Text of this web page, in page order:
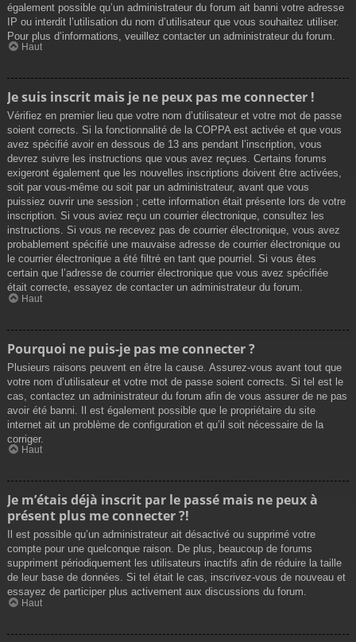
également possible qu’un administrateur du forum ait banni votre adresse
IP ou interdit l’utilisation du nom d’utilisateur que vous souhaitez utiliser.
Pour plus d’informations, veuillez contacter un administrateur du forum.
Haut
Je suis inscrit mais je ne peux pas me connecter !
Vérifiez en premier lieu que votre nom d’utilisateur et votre mot de passe
soient corrects. Si la fonctionnalité de la COPPA est activée et que vous
avez spécifié avoir en dessous de 13 ans pendant l’inscription, vous
devrez suivre les instructions que vous avez reçues. Certains forums
exigeront également que les nouvelles inscriptions doivent être activées,
soit par vous-même ou soit par un administrateur, avant que vous
puissiez ouvrir une session ; cette information était présente lors de votre
inscription. Si vous aviez reçu un courrier électronique, consultez les
instructions. Si vous ne recevez pas de courrier électronique, vous avez
probablement spécifié une mauvaise adresse de courrier électronique ou
le courrier électronique a été filtré en tant que pourriel. Si vous êtes
certain que l’adresse de courrier électronique que vous avez spécifiée
était correcte, essayez de contacter un administrateur du forum.
Haut
Pourquoi ne puis-je pas me connecter ?
Plusieurs raisons peuvent en être la cause. Assurez-vous avant tout que
votre nom d’utilisateur et votre mot de passe soient corrects. Si tel est le
cas, contactez un administrateur du forum afin de vous assurer de ne pas
avoir été banni. Il est également possible que le propriétaire du site
internet ait un problème de configuration et qu’il soit nécessaire de la
corriger.
Haut
Je m’étais déjà inscrit par le passé mais ne peux à
présent plus me connecter ?!
Il est possible qu’un administrateur ait désactivé ou supprimé votre
compte pour une quelconque raison. De plus, beaucoup de forums
suppriment périodiquement les utilisateurs inactifs afin de réduire la taille
de leur base de données. Si tel était le cas, inscrivez-vous de nouveau et
essayez de participer plus activement aux discussions du forum.
Haut